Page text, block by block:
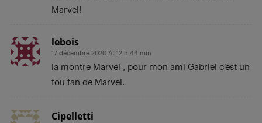
Marvel!
lebois
17 décembre 2020 At 12 h 44 min
la montre Marvel , pour mon ami Gabriel c’est un
fou fan de Marvel.
Cipelletti